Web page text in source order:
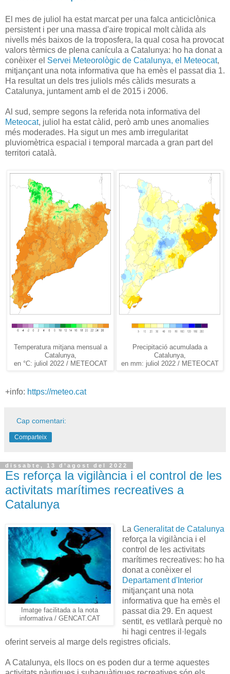
El mes de juliol ha estat marcat per una falca anticiclònica
persistent i per una massa d'aire tropical molt càlida als
nivells més baixos de la troposfera, la qual cosa ha provocat
valors tèrmics de plena canícula a Catalunya: ho ha donat a
conèixer el Servei Meteorològic de Catalunya, el Meteocat,
mitjançant una nota informativa que ha emès el passat dia 1.
Ha resultat un dels tres juliols més càlids mesurats a
Catalunya, juntament amb el de 2015 i 2006.
Al sud, sempre segons la referida nota informativa del
Meteocat, juliol ha estat càlid, però amb unes anomalies
més moderades. Ha sigut un mes amb irregularitat
pluviomètrica espacial i temporal marcada a gran part del
territori català.
Temperatura mitjana mensual a
Catalunya,
en °C: juliol 2022 / METEOCAT
Precipitació acumulada a
Catalunya,
en mm: juliol 2022 / METEOCAT
+info: https://meteo.cat
Cap comentari:
Comparteix
dissabte, 13 d’agost del 2022
Es reforça la vigilància i el control de les
activitats marítimes recreatives a
Catalunya
Imatge facilitada a la nota
informativa / GENCAT.CAT
La Generalitat de Catalunya
reforça la vigilància i el
control de les activitats
marítimes recreatives: ho ha
donat a conèixer el
Departament d'Interior
mitjançant una nota
informativa que ha emès el
passat dia 29. En aquest
sentit, es vetllarà perquè no
hi hagi centres il·legals
oferint serveis al marge dels registres oficials.
A Catalunya, els llocs on es poden dur a terme aquestes